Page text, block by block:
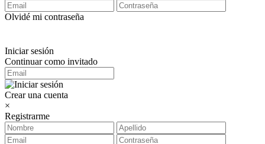
Olvidé mi contraseña
Iniciar sesión
Continuar como invitado
Crear una cuenta
×
Registrarme